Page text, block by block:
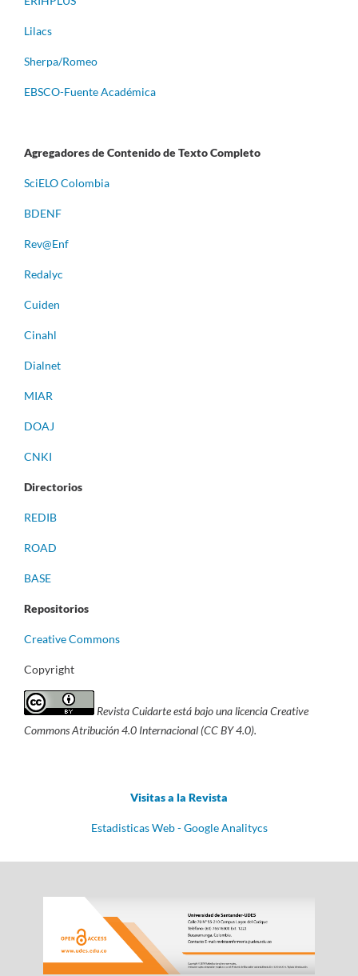
Lilacs
Sherpa/Romeo
EBSCO-Fuente Académica
Agregadores de Contenido de Texto Completo
SciELO Colombia
BDENF
Rev@Enf
Redalyc
Cuiden
Cinahl
Dialnet
MIAR
DOAJ
CNKI
Directorios
REDIB
ROAD
BASE
Repositorios
Creative Commons
Copyright
Revista Cuidarte está bajo una licencia Creative
Commons Atribución 4.0 Internacional (CC BY 4.0).
Visitas a la Revista
Estadisticas Web - Google Analitycs